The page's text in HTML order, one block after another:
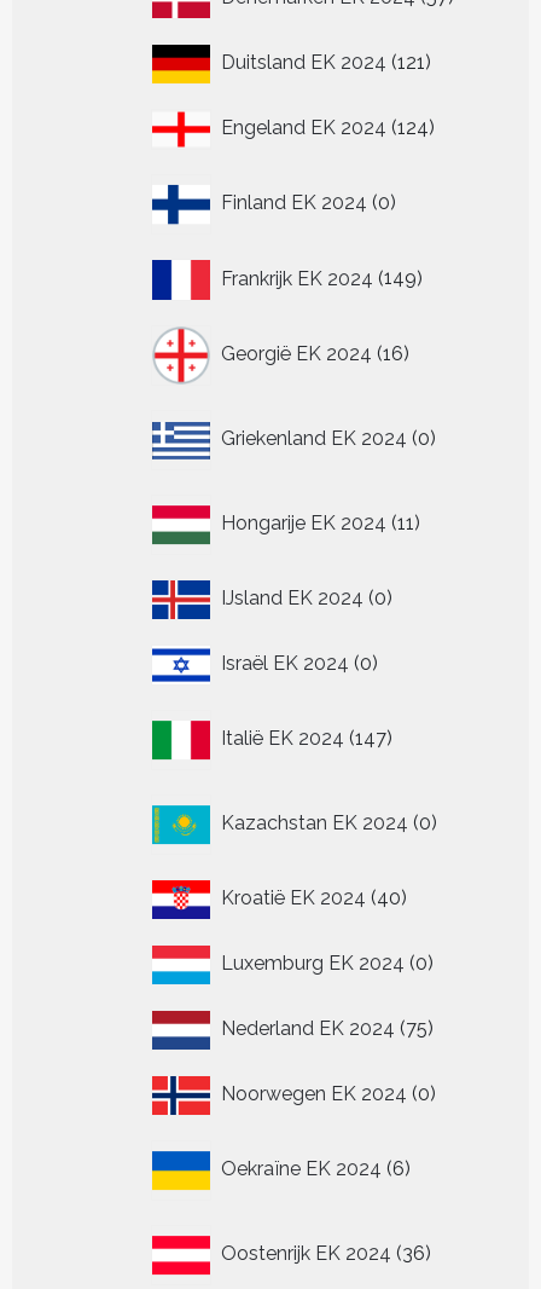
Duitsland EK 2024 121121
Engeland EK 2024 124124
Finland EK 2024 0
producten
Frankrijk EK 2024 149149
Georgië EK 2024 16
producten
Griekenland EK 2024 0
producten
Hongarije EK 2024 11
producten
IJsland EK 2024 00
Israël EK 2024 00
Italië EK 2024 147
producten
Kazachstan EK 2024 0
producten
Kroatië EK 2024 4040
Luxemburg EK 2024 00
Nederland EK 2024 7575
Noorwegen EK 2024 00
Oekraïne EK 2024 6
producten
Oostenrijk EK 2024 36
producten